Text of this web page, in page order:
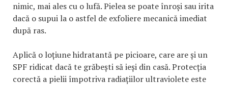
nimic, mai ales cu o lufă. Pielea se poate înroși sau irita
dacă o supui la o astfel de exfoliere mecanică imediat
după ras.
Aplică o loțiune hidratantă pe picioare, care are și un
SPF ridicat dacă te grăbești să ieși din casă. Protecția
corectă a pielii împotriva radiațiilor ultraviolete este